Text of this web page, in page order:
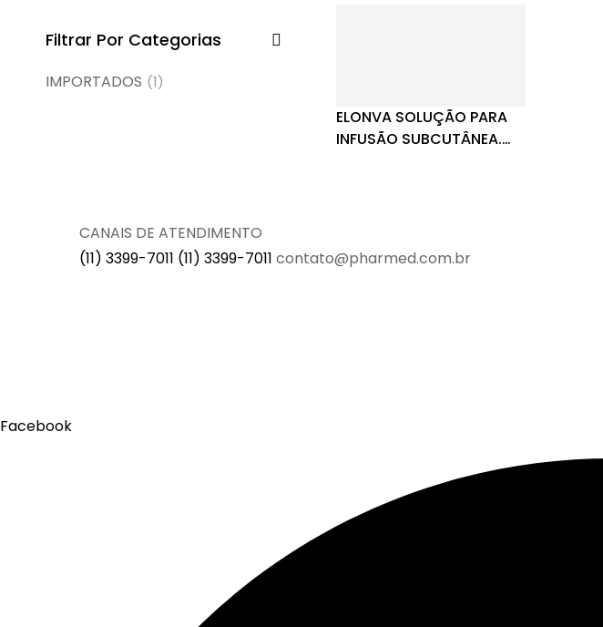
Filtrar Por Categorias
IMPORTADOS (1)
ELONVA SOLUÇÃO PARA
INFUSÃO SUBCUTÂNEA.
CANAIS DE ATENDIMENTO
(11) 3399-7011 (11) 3399-7011 contato@pharmed.com.br
Facebook